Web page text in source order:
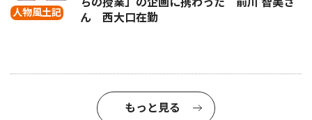
人物風土記
ちの授業」の企画に携わった 前川 智美さ
ん 西大口在勤
もっと見る